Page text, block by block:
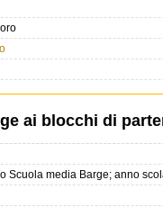
ai blocchi di
Scuola media Barge; anno